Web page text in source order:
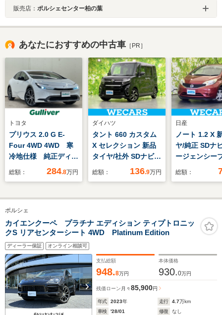
販売店： ポルシェセンター柏の葉
あなたにおすすめの中古車 ［PR］
トヨタ
プリウス 2.0 G E-
Four 4WD 4WD 寒
冷地仕様 純正ディス
プレイオーディオ ト
ーフティ レーダーク
ルーズコントロール
オートライト
総額： 284.8万円
ダイハツ
タント 660 カスタム
X セレクション 新品
タイヤ/社外 SDナビ/
スマートアシスト(ト
ートヒーター 前席/車
ム/シート ハーフレザ
ー/ドライブレコーダ
総額： 136.9万円
日産
ノート 1.2 X
ヤ/純正 SDナ
ージェンシー
キ/車線逸脱防
横滑り防止装
ルセグTV
総額：
ポルシェ
カイエンクーペ プラチナ エディション ティプトロニッ
クS リアセンターシート 4WD Platinum Edition
ディーラー保証 オンライン相談可
支払総額
948.8万円
本体価格
930.0万円
残価ローン 月々85,900円
年式 2023年 走行 4.7万km
車検
'28/01 修復
なし